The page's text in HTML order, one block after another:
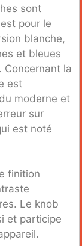
sont
pour le
blanche,
et bleues
Concernant la
est
moderne et
sur
est noté
finition
Le knob
et participe